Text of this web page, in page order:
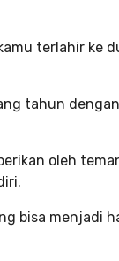
terlahir ke
tahun
oleh
bisa menjadi